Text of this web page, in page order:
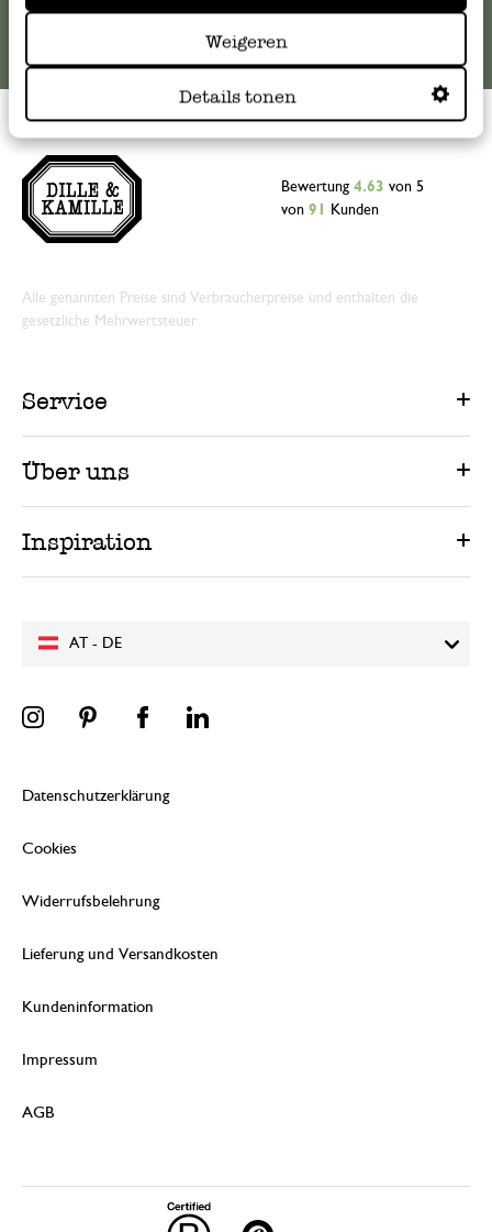
Weigeren
Details tonen
AT - DE
Bewertung 4.63 von 5
von 91 Kunden
Alle genannten Preise sind Verbraucherpreise und enthalten die
gesetzliche Mehrwertsteuer.
Service
Über uns
Inspiration
Datenschutzerklärung
Cookies
Widerrufsbelehrung
Lieferung und Versandkosten
Kundeninformation
Impressum
AGB